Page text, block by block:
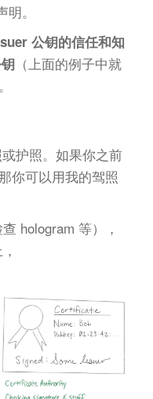
。
公钥的信任和知
（上面的例子中就
护照。如果你之前
你可以用我的驾照
hologram 等），